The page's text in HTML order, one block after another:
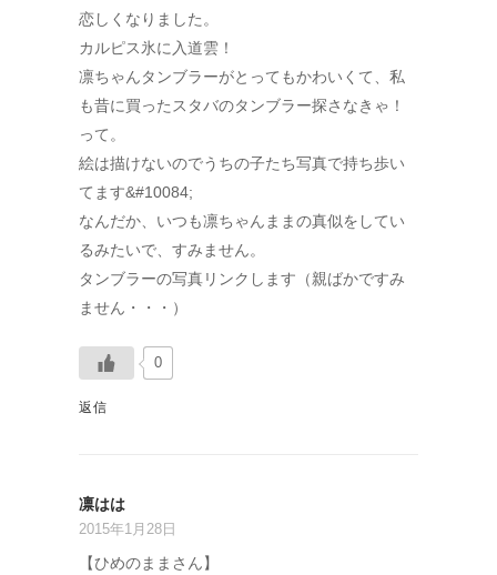
恋しくなりました。
カルピス氷に入道雲！
凛ちゃんタンブラーがとってもかわいくて、私
も昔に買ったスタバのタンブラー探さなきゃ！
って。
絵は描けないのでうちの子たち写真で持ち歩い
てます&#10084;
なんだか、いつも凛ちゃんままの真似をしてい
るみたいで、すみません。
タンブラーの写真リンクします（親ばかですみ
ません・・・）
0
返信
凛はは
2015年1月28日
【ひめのままさん】